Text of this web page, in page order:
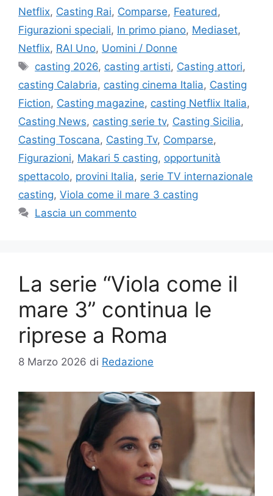
Netflix, Casting Rai, Comparse, Featured ,
Figurazioni speciali, In primo piano, Mediaset,
Netflix, RAI Uno, Uomini / Donne
Tag
casting 2026, casting artisti, Casting attori,
casting Calabria, casting cinema Italia, Casting
Fiction, Casting magazine, casting Netflix Italia,
Casting News, casting serie tv, Casting Sicilia,
Casting Toscana, Casting Tv, Comparse,
Figurazioni, Makari 5 casting, opportunità
spettacolo, provini Italia, serie TV internazionale
casting, Viola come il mare 3 casting
Lascia un commento
La serie “Viola come il
mare 3” continua le
riprese a Roma
8 Marzo 2026 di Redazione